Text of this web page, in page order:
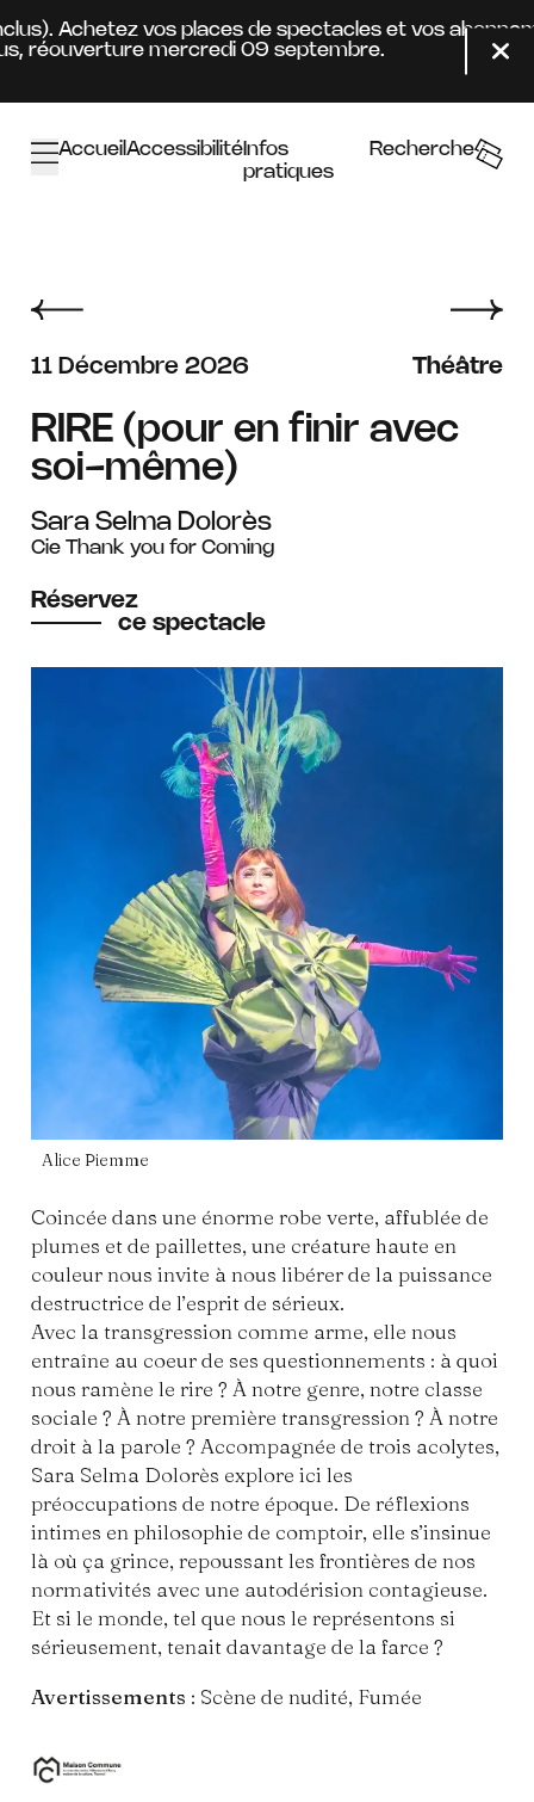
Achetez vos places de spectacles et vos
mercredi 09 septembre.
AccueilAccessibilitéInfos
pratiques
Recherche
11 décembre
Décembre 2026 Théâtre
RIRE (pour en finir avec
soi-même)
Sara Selma Dolorès
Cie Thank you for Coming
Réservez
ce spectacle
Alice Piemme
Coincée dans une énorme robe verte, affublée de
plumes et de paillettes, une créature haute en
couleur nous invite à nous libérer de la puissance
destructrice de l’esprit de sérieux.
Avec la transgression comme arme, elle nous
entraîne au coeur de ses questionnements : à quoi
nous ramène le rire ? À notre genre, notre classe
sociale ? À notre première transgression ? À notre
droit à la parole ? Accompagnée de trois acolytes,
Sara Selma Dolorès explore ici les
préoccupations de notre époque. De réflexions
intimes en philosophie de comptoir, elle s’insinue
là où ça grince, repoussant les frontières de nos
normativités avec une autodérision contagieuse.
Et si le monde, tel que nous le représentons si
sérieusement, tenait davantage de la farce ?
Avertissements : Scène de nudité, Fumée